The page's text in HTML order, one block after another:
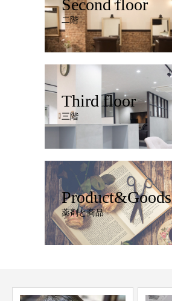
Second floor
二階
Third floor
三階
Product&Goods
薬剤と商品